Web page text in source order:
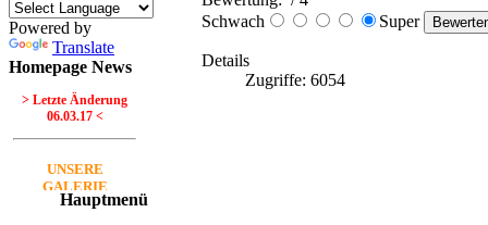
Powered by
Translate
Homepage News
> Letzte Änderung
06.03.17 <
UNSERE
GALERIE
Hauptmenü
Schwach
Super
Details
Zugriffe: 6054